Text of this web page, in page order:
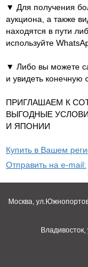
▼ Для получения
аукциона, а также
находятся в пути
используйте
▼ Либо вы можете
и увидеть конечную
ПРИГЛАШАЕМ К
ВЫГОДНЫЕ
И ЯПОНИИ
Купить в Вашем
Отправить на e-mail:
Москва,